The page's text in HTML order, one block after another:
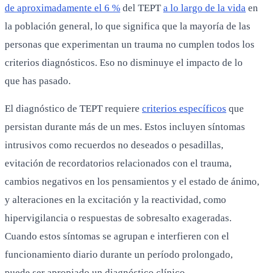
de aproximadamente el 6 % del TEPT a lo largo de la vida en
la población general, lo que significa que la mayoría de las
personas que experimentan un trauma no cumplen todos los
criterios diagnósticos. Eso no disminuye el impacto de lo
que has pasado.
El diagnóstico de TEPT requiere criterios específicos que
persistan durante más de un mes. Estos incluyen síntomas
intrusivos como recuerdos no deseados o pesadillas,
evitación de recordatorios relacionados con el trauma,
cambios negativos en los pensamientos y el estado de ánimo,
y alteraciones en la excitación y la reactividad, como
hipervigilancia o respuestas de sobresalto exageradas.
Cuando estos síntomas se agrupan e interfieren con el
funcionamiento diario durante un período prolongado,